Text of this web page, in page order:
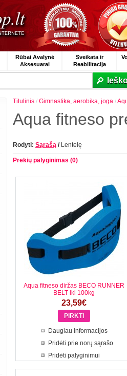
Rūbai Avalynė
Aksesuarai
Sveikata ir
Reabilitacija
Titulinis / Gimnastika, aerobika, joga /
Aqua fitneso
Rodyti: Sąrašą /Lentelę
Prekių palyginimas (0)
Aqua fitneso diržas BECO RUNNER
BELT iki 100kg
23,59€
Daugiau informacijos
Pridėti prie norų sąrašo
Pridėti palyginimui